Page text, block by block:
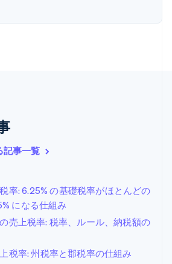
記事一覧
率: 6.25% の基礎税率がほとんどの
になる仕組み
売上税率: 税率、ルール、納税額の
税率: 州税率と郡税率の仕組み
English